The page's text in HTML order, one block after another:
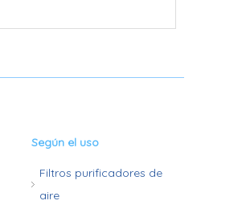
Según el uso
Filtros purificadores de
aire